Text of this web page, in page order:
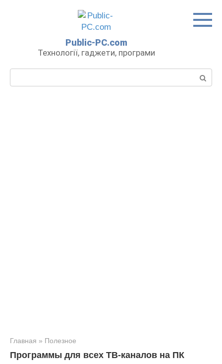
Public-PC.com
Технології, гаджети, програми
Главная » Полезное
Программы для всех ТВ-каналов на ПК